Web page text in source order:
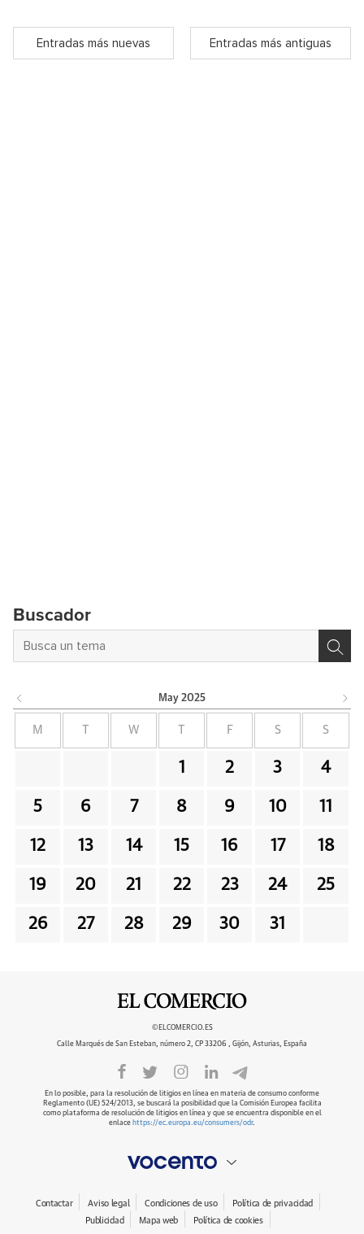
Entradas más nuevas Entradas más antiguas
Buscador
May 2025
M W F S S
1 2 3 4
5 6 7 8 9 10 11
12 13 14 15 16 17 18
19 20 21 22 23 24 25
26 27 28 29 30 31
©ELCOMERCIO.ES
Calle Marqués de San Esteban, número 2, CP 33206 , Gijón, Asturias, España
En lo posible, para la resolución de litigios en línea en materia de consumo conforme
Reglamento (UE) 524/2013, se buscará la posibilidad que la Comisión Europea facilita
como plataforma de resolución de litigios en línea y que se encuentra disponible en el
enlace https://ec.europa.eu/consumers/odr.
Contactar Aviso legal Condiciones de uso
Política de privacidad
Publicidad
Mapa web Política de cookies